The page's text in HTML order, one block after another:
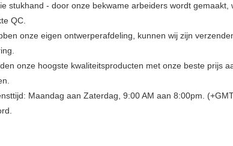
stukhand - door onze bekwame arbeiders wordt
QC.
onze eigen ontwerperafdeling, kunnen wij zijn
onze hoogste kwaliteitsproducten met onze beste prijs
Maandag aan Zaterdag, 9:00 AM aan 8:00pm.